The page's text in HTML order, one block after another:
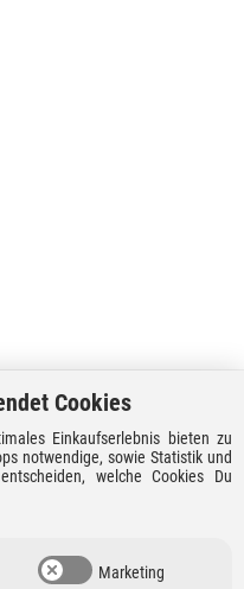
Cookies
Einkaufserlebnis bieten zu
notwendige, sowie Statistik und
welche Cookies Du
Marketing